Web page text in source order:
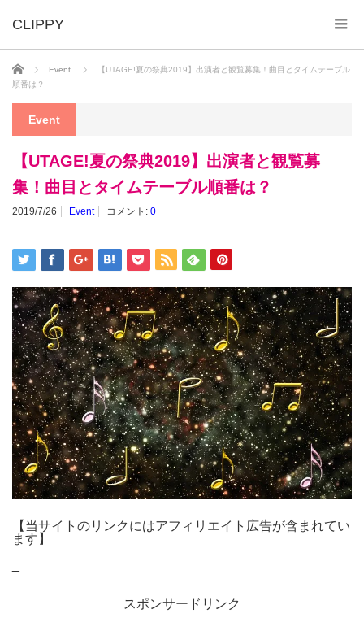
ホーム Event
【UTAGE!夏の祭典2019】出演者と観覧募集！曲目とタイムテーブル
順番は？
Event
【UTAGE!夏の祭典2019】出演者と観覧募
集！曲目とタイムテーブル順番は？
2019/7/26 Event コメント: 0
【当サイトのリンクにはアフィリエイト広告が含まれてい
ます】
スポンサードリンク